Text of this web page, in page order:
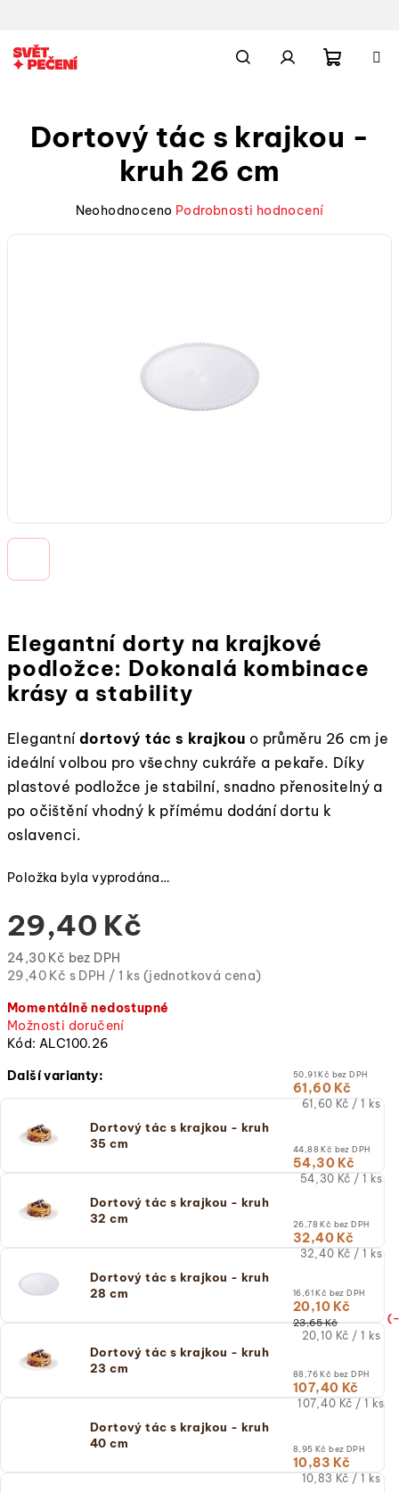
na
obsah
košík
Elegantní dorty na krajkové
podložce: Dokonalá kombinace
krásy a stability
Elegantní dortový tác s krajkou o průměru 26 cm je
ideální volbou pro všechny cukráře a pekaře. Díky
plastové podložce je stabilní, snadno přenositelný a
po očištění vhodný k přímému dodání dortu k
oslavenci.
Položka byla vyprodána…
29,40 Kč
24,30 Kč bez DPH
Měrná
(jednotková
cena)
29,40 Kč s DPH / 1 ks (jednotková cena)
Momentálně nedostupné
Možnosti doručení
Kód: ALC100.26
Další varianty:
Dortový tác s krajkou - kruh
35 cm
50,91 Kč bez DPH
61,60 Kč
Měrná
cena)
61,60 Kč / 1 ks
Dortový tác s krajkou - kruh
32 cm
44,88 Kč bez DPH
54,30 Kč
Měrná
cena)
54,30 Kč / 1 ks
Dortový tác s krajkou - kruh
28 cm
26,78 Kč bez DPH
32,40 Kč
Měrná
cena)
32,40 Kč / 1 ks
Dortový tác s krajkou - kruh
23 cm
16,61 Kč bez DPH
20,10 Kč
23,65 Kč
Měrná
cena)
20,10 Kč / 1 ks
Dortový tác s krajkou - kruh
40 cm
88,76 Kč bez DPH
107,40 Kč
Měrná
cena)
107,40 Kč / 1 ks
8,95 Kč bez DPH
10,83 Kč
Měrná
10,83 Kč / 1 ks
Dortový tác s krajkou -
kruh 26 cm
Průměrné
Neohodnoceno Podrobnosti hodnocení